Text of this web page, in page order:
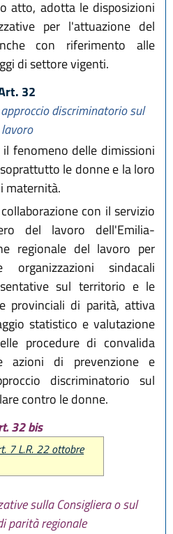
atto, adotta le disposizioni
per l'attuazione del
con riferimento alle
di settore vigenti.
32
discriminatorio sul
lavoro
fenomeno delle dimissioni
le donne e la loro
maternità.
con il servizio
del lavoro dell'Emilia-
regionale del lavoro per
organizzazioni sindacali
sul territorio e le
provinciali di parità, attiva
statistico e valutazione
procedure di convalida
azioni di prevenzione e
discriminatorio sul
contro le donne.
32 bis
7 L.R. 22 ottobre
sulla Consigliera o sul
parità regionale